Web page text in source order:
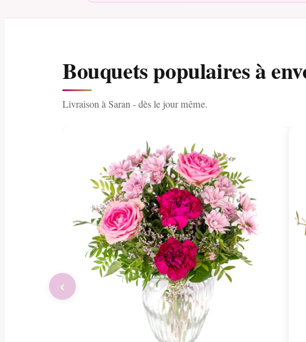
Bouquets populaires à
Livraison à Saran - dès le jour même.
‹